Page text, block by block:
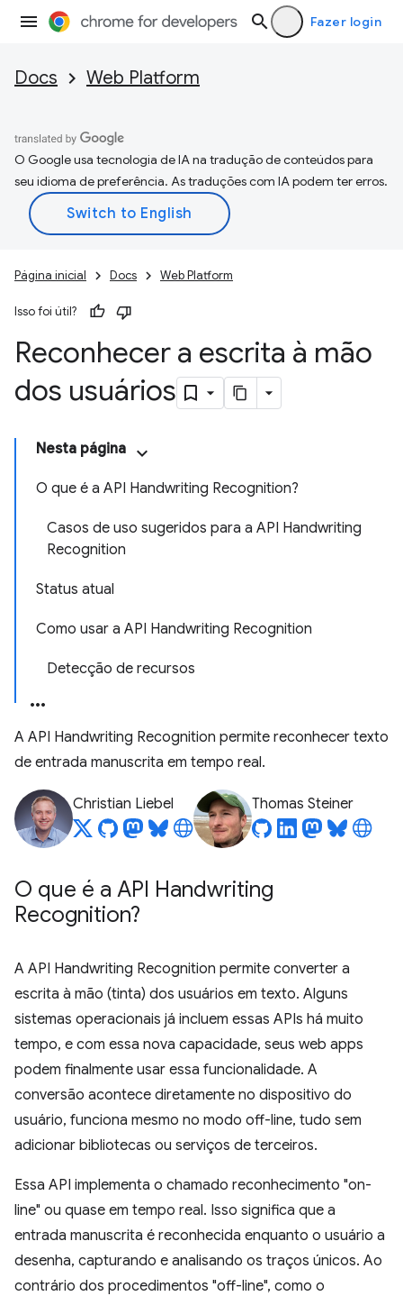
Fazer login
Docs Web Platform
O Google usa tecnologia de IA na tradução de conteúdos para
seu idioma de preferência. As traduções com IA podem ter erros.
Página inicial Docs Web Platform
Isso foi útil?
Reconhecer a escrita à mão
dos usuários
Nesta página
O que é a API Handwriting Recognition?
Casos de uso sugeridos para a API Handwriting
Recognition
Status atual
Como usar a API Handwriting Recognition
Detecção de recursos
A API Handwriting Recognition permite reconhecer texto
de entrada manuscrita em tempo real.
Christian Liebel Thomas Steiner
O que é a API Handwriting
Recognition?
A API Handwriting Recognition permite converter a
escrita à mão (tinta) dos usuários em texto. Alguns
sistemas operacionais já incluem essas APIs há muito
tempo, e com essa nova capacidade, seus web apps
podem finalmente usar essa funcionalidade. A
conversão acontece diretamente no dispositivo do
usuário, funciona mesmo no modo off-line, tudo sem
adicionar bibliotecas ou serviços de terceiros.
Essa API implementa o chamado reconhecimento "on-
line" ou quase em tempo real. Isso significa que a
entrada manuscrita é reconhecida enquanto o usuário a
desenha, capturando e analisando os traços únicos. Ao
contrário dos procedimentos "off-line", como o